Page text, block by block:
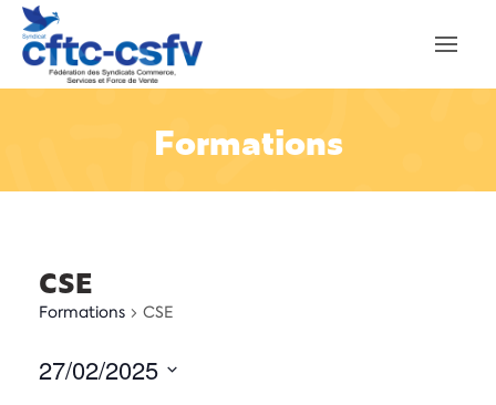
Formations
CSE
Formations CSE
27/02/2025